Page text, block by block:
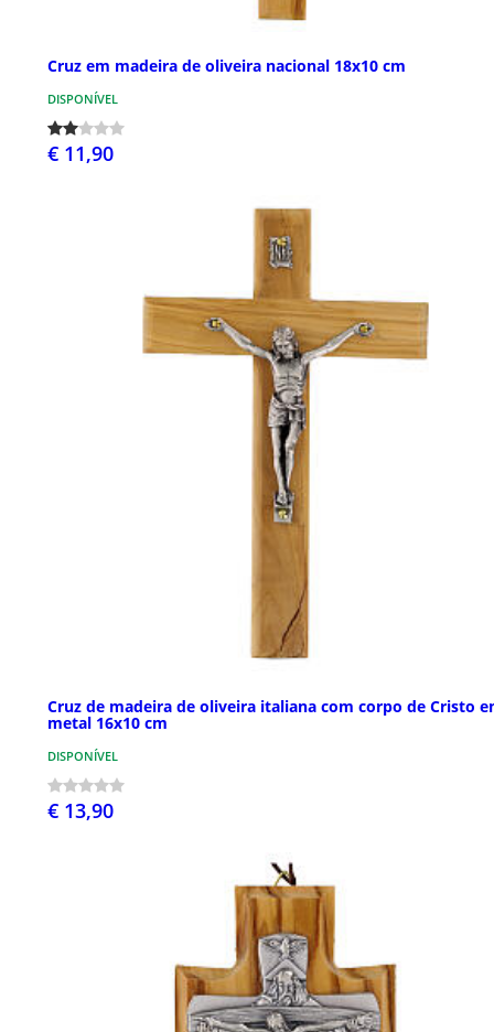
Cruz em madeira de oliveira nacional 18x10 cm
DISPONÍVEL
€ 11,90
Cruz de madeira de oliveira italiana com corpo de Cristo
metal 16x10 cm
DISPONÍVEL
€ 13,90